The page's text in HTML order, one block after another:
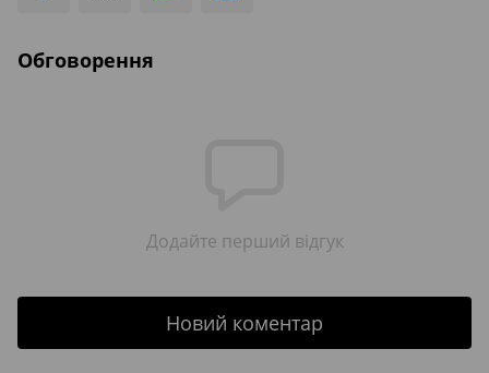
Обговорення
Додайте перший відгук
Новий коментар